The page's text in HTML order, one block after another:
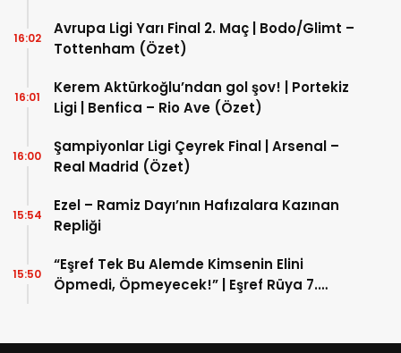
Avrupa Ligi Yarı Final 2. Maç | Bodo/Glimt –
Tottenham (Özet)
16:02
Kerem Aktürkoğlu’ndan gol şov! | Portekiz
Ligi | Benfica – Rio Ave (Özet)
16:01
Şampiyonlar Ligi Çeyrek Final | Arsenal –
Real Madrid (Özet)
16:00
Ezel – Ramiz Dayı’nın Hafızalara Kazınan
Repliği
15:54
“Eşref Tek Bu Alemde Kimsenin Elini
Öpmedi, Öpmeyecek!” | Eşref Rüya 7.
15:50